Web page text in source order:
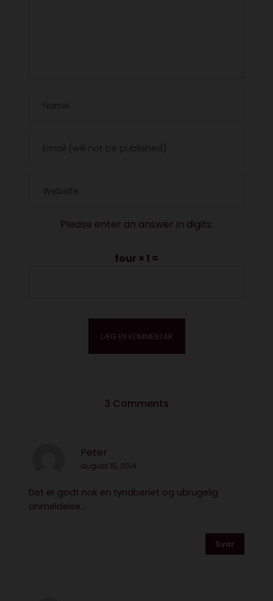
Please enter an answer in digits:
four × 1 =
3 Comments
Peter
august 15, 2014
Det er godt nok en tyndbenet og ubrugelig
anmeldelse…
Svar